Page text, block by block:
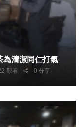
為清潔同仁打氣
觀看 0 分享